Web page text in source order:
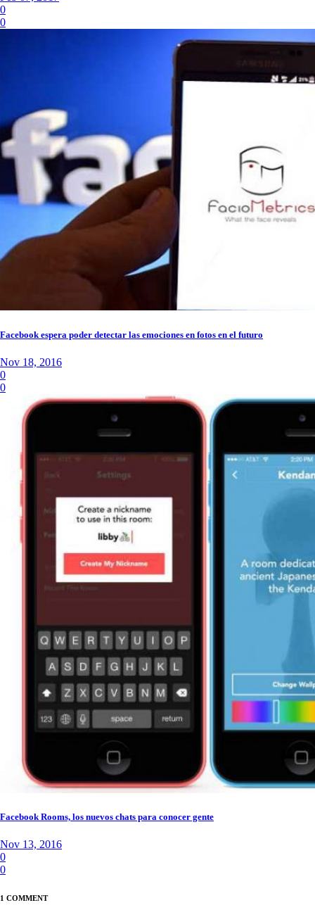
0
0
Facebook espera poder detectar las emociones en fotos en el futuro
Nov 18, 2016
0
0
Facebook Rooms, los nuevos chats para conocer gente
Nov 13, 2016
0
0
1 COMMENT